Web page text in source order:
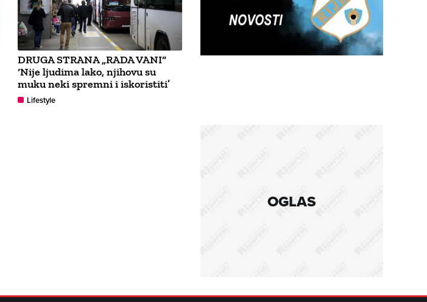
DRUGA STRANA „RADA VANI“
‘Nije ljudima lako, njihovu su
muku neki spremni i iskoristiti’
Lifestyle
OGLAS